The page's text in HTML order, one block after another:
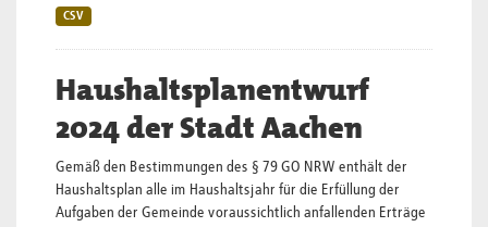
CSV
Haushaltsplanentwurf
2024 der Stadt Aachen
Gemäß den Bestimmungen des § 79 GO NRW enthält der
Haushaltsplan alle im Haushaltsjahr für die Erfüllung der
Aufgaben der Gemeinde voraussichtlich anfallenden Erträge